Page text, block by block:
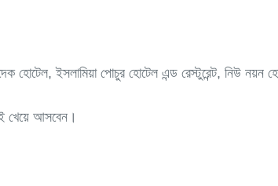
হোটেল, ইসলামিয়া পোচুর হোটেল এন্ড রেস্টুরেন্ট, নিউ নয়ন
খেয়ে আসবেন।